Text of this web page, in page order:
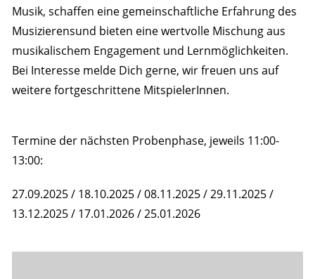
Musik, schaffen eine gemeinschaftliche Erfahrung des
Musizierensund bieten eine wertvolle Mischung aus
musikalischem Engagement und Lernmöglichkeiten.
Bei Interesse melde Dich gerne, wir freuen uns auf
weitere fortgeschrittene MitspielerInnen.
Termine der nächsten Probenphase, jeweils 11:00-
13:00:
27.09.2025 / 18.10.2025 / 08.11.2025 / 29.11.2025 /
13.12.2025 / 17.01.2026 / 25.01.2026